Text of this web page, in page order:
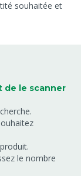
souhaitée et
de le scanner
le nombre